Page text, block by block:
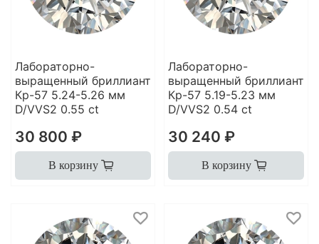
Лабораторно-
выращенный бриллиант
Кр-57 5.24-5.26 мм
D/VVS2 0.55 ct
30 800 ₽
В корзину
Лабораторно-
выращенный бриллиант
Кр-57 5.19-5.23 мм
D/VVS2 0.54 ct
30 240 ₽
В корзину